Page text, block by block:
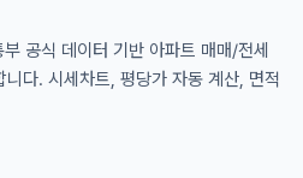
공식 데이터 기반 아파트 매매/전세
다. 시세차트, 평당가 자동 계산, 면적